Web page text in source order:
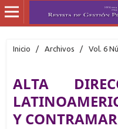
Inicio / Archivos / Vol. 6
ALTA
Y